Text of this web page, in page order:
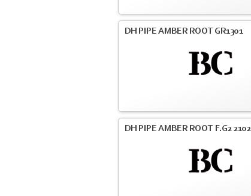
DH PIPE AMBER ROOT GR1301
DH PIPE AMBER ROOT F.G2